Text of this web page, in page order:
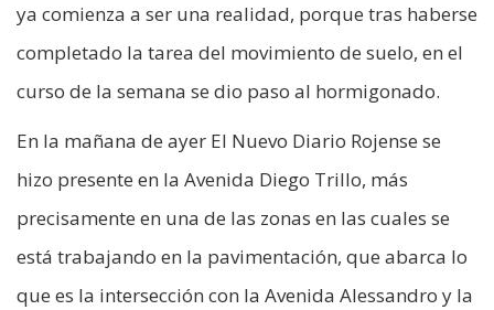
ya comienza a ser una realidad, porque tras haberse
completado la tarea del movimiento de suelo, en el
curso de la semana se dio paso al hormigonado.
En la mañana de ayer El Nuevo Diario Rojense se
hizo presente en la Avenida Diego Trillo, más
precisamente en una de las zonas en las cuales se
está trabajando en la pavimentación, que abarca lo
que es la intersección con la Avenida Alessandro y la